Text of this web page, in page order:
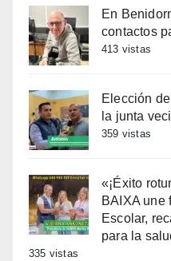
En
contactos
413 vistas
Elección
la junta
359 vistas
«¡Éxito
BAIXA une
Escolar,
para la
335 vistas